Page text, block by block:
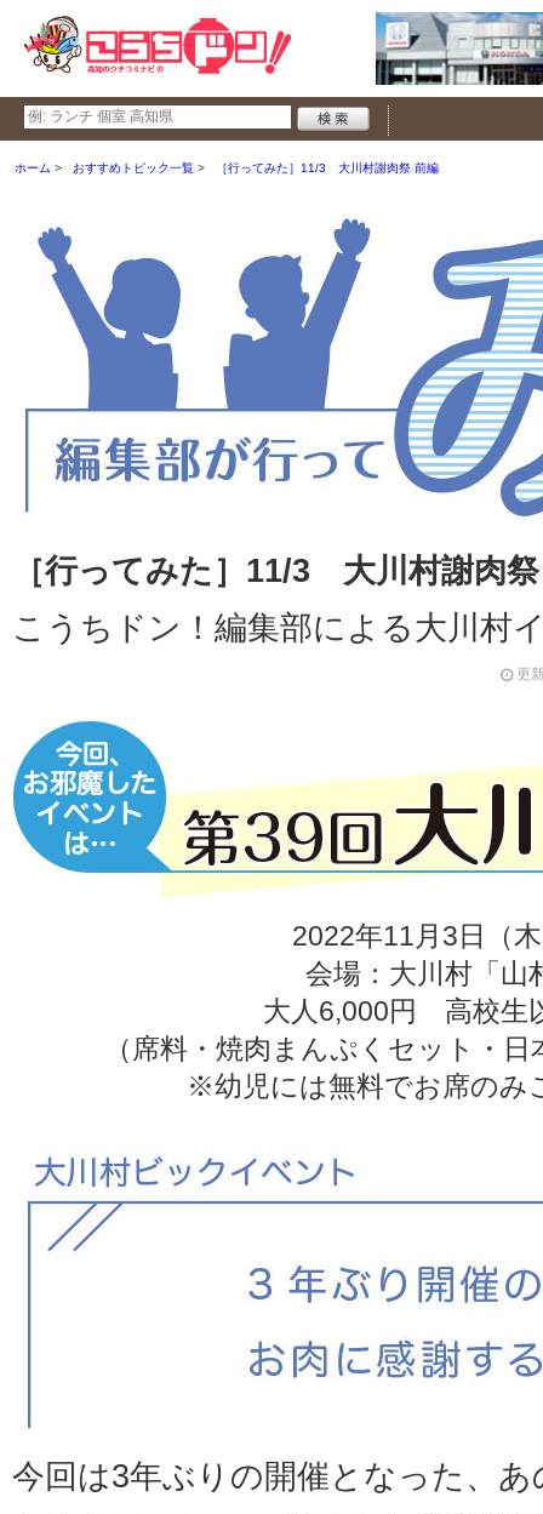
ホーム おすすめトピック一覧 ［行ってみた］11/3 大川村謝肉祭 前編
［行ってみた］11/3 大川村謝肉
こうちドン！編集部による大川村
更
2022年11月3日（
会場：大川村「山
大人6,000円 高校生
（席料・焼肉まんぷくセット・
※幼児には無料でお席のみ
今回は3年ぶりの開催となった、